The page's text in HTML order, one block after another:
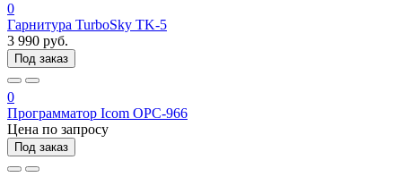
0
Гарнитура TurboSky TK-5
3 990 руб.
Под заказ
0
Программатор Icom OPC-966
Цена по запросу
Под заказ